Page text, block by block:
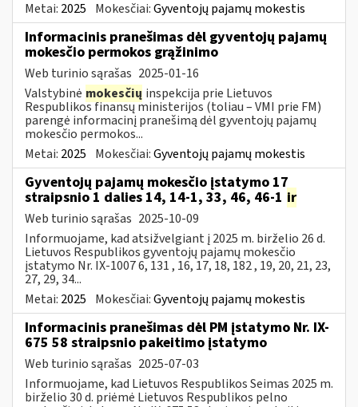
Metai: 2025 Mokesčiai:Gyventojų pajamų mokestis
Informacinis pranešimas dėl gyventojų pajamų
mokesčio permokos grąžinimo
Web turinio sąrašas 2025-01-16
Valstybinė mokesčių inspekcija prie Lietuvos
Respublikos finansų ministerijos (toliau – VMI prie FM)
parengė informacinį pranešimą dėl gyventojų pajamų
mokesčio permokos...
Metai: 2025 Mokesčiai:Gyventojų pajamų mokestis
Gyventojų pajamų mokesčio įstatymo 17
straipsnio 1 dalies 14, 14-1, 33, 46, 46-1 ir
Web turinio sąrašas 2025-10-09
Informuojame, kad atsižvelgiant į 2025 m. birželio 26 d.
Lietuvos Respublikos gyventojų pajamų mokesčio
įstatymo Nr. IX-1007 6, 131 , 16, 17, 18, 182 , 19, 20, 21, 23,
27, 29, 34...
Metai: 2025 Mokesčiai:Gyventojų pajamų mokestis
Informacinis pranešimas dėl PM įstatymo Nr. IX-
675 58 straipsnio pakeitimo įstatymo
Web turinio sąrašas 2025-07-03
Informuojame, kad Lietuvos Respublikos Seimas 2025 m.
birželio 30 d. priėmė Lietuvos Respublikos pelno